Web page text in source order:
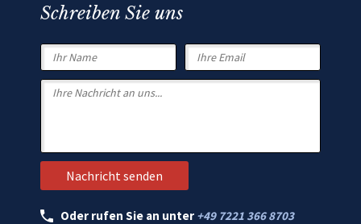
Schreiben Sie uns
Oder rufen Sie an unter +49 7221 366 8703